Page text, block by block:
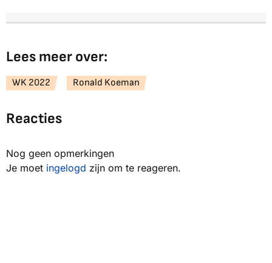
Lees meer over:
WK 2022 Ronald Koeman
Reacties
Nog geen opmerkingen
Je moet ingelogd zijn om te reageren.